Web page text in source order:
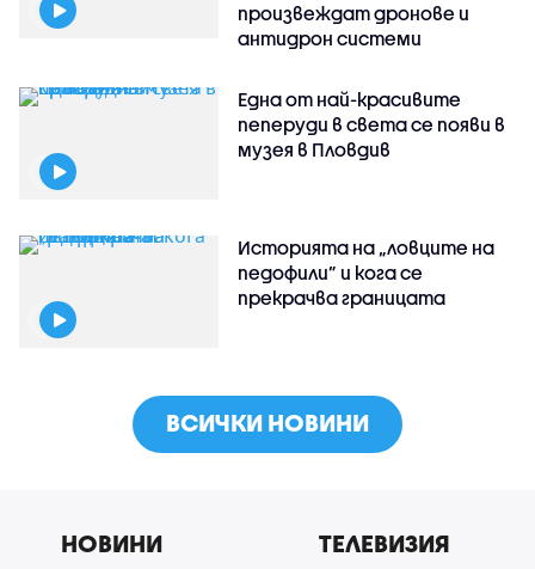
произвеждат дронове и
антидрон системи
Една от най-красивите
пеперуди в света се появи в
музея в Пловдив
Историята на „ловците на
педофили” и кога се
прекрачва границата
ВСИЧКИ НОВИНИ
НОВИНИ ТЕЛЕВИЗИЯ